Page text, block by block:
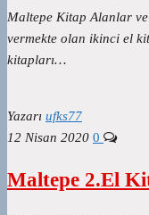
Maltepe Kitap Alanlar ve
vermekte olan ikinci el
kitapları…
Yazarı ufks77
12 Nisan 2020 0
Maltepe 2.El